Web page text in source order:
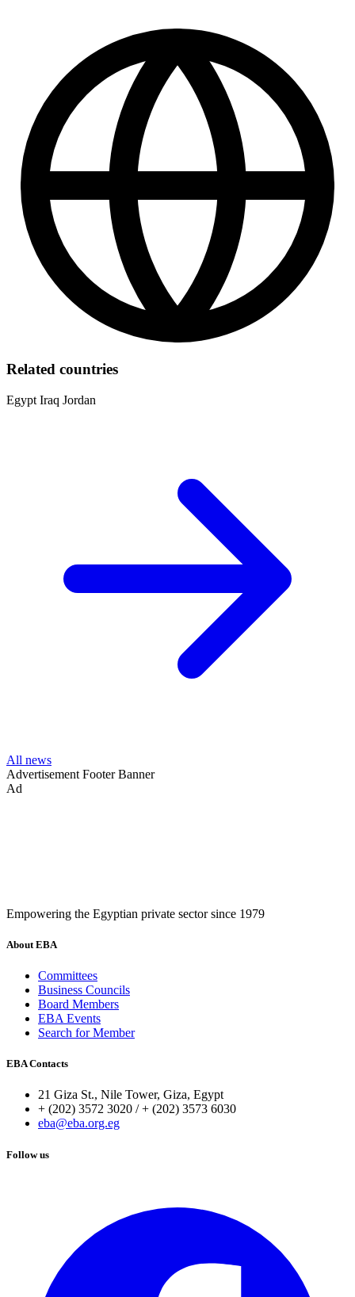
Related countries
Egypt Iraq Jordan
All news
Advertisement Footer Banner
Ad
Empowering the Egyptian private sector since 1979
About EBA
Committees
Business Councils
Board Members
EBA Events
Search for Member
EBA Contacts
21 Giza St., Nile Tower, Giza, Egypt
+ (202) 3572 3020 / + (202) 3573 6030
eba@eba.org.eg
Follow us